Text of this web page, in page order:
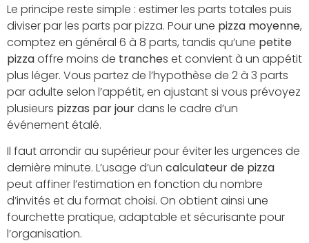
Le principe reste simple : estimer les parts totales puis
diviser par les parts par pizza. Pour une pizza moyenne,
comptez en général 6 à 8 parts, tandis qu’une petite
pizzaoffre moins de tranches et convient à un appétit
plus léger. Vous partez de l’hypothèse de 2 à 3 parts
par adulte selon l’appétit, en ajustant si vous prévoyez
plusieurs pizzas par jourdans le cadre d’un
événement étalé.
Il faut arrondir au supérieur pour éviter les urgences de
dernière minute. L’usage d’un calculateur de pizza
peut affiner l’estimation en fonction du nombre
d’invités et du format choisi. On obtient ainsi une
fourchette pratique, adaptable et sécurisante pour
l’organisation.